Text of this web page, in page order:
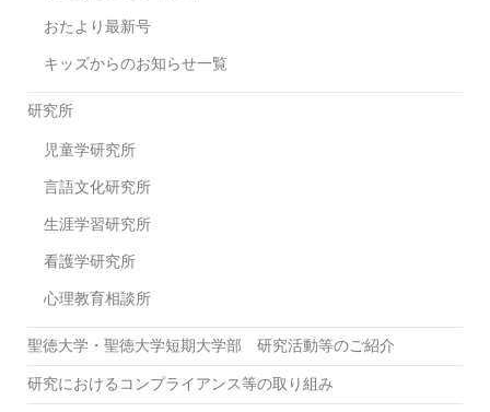
おたより最新号
キッズからのお知らせ一覧
研究所
児童学研究所
言語文化研究所
生涯学習研究所
看護学研究所
心理教育相談所
聖徳大学・聖徳大学短期大学部 研究活動等のご紹介
研究におけるコンプライアンス等の取り組み